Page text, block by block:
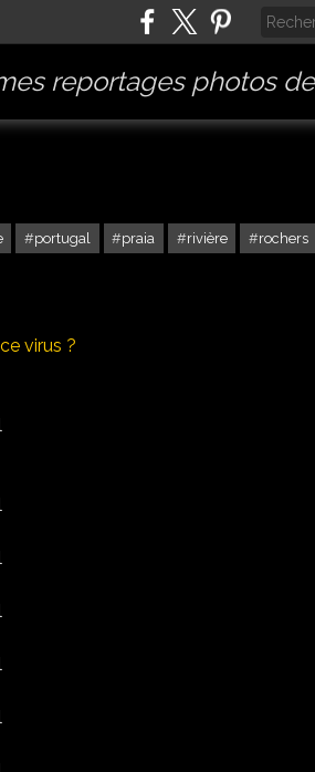
reportages photos
portugal praia rivière rochers
virus ?